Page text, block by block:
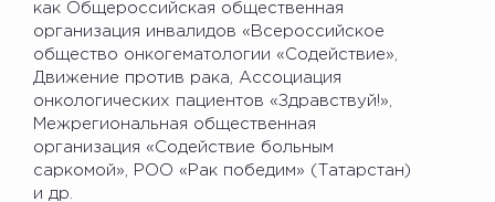
как Общероссийская общественная
организация инвалидов «Всероссийское
общество онкогематологии «Содействие»,
Движение против рака, Ассоциация
онкологических пациентов «Здравствуй!»,
Межрегиональная общественная
организация «Содействие больным
саркомой», РОО «Рак победим» (Татарстан)
и др.